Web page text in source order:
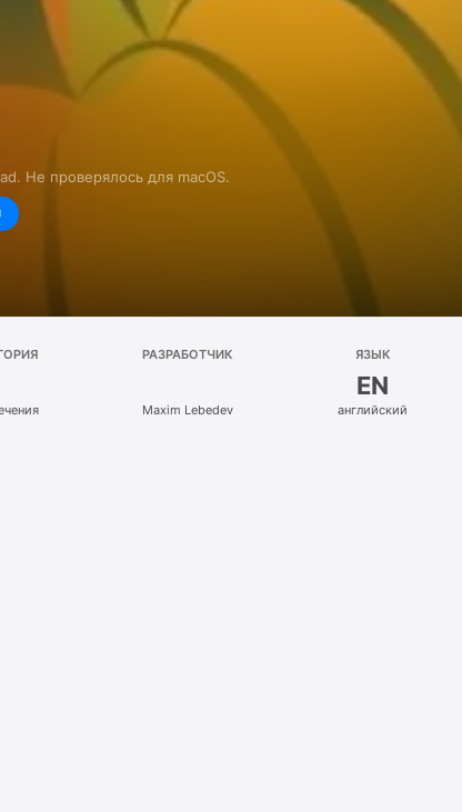
Не проверялось для macOS.
РАЗРАБОТЧИК
Maxim Lebedev
ЯЗЫК
EN
английский